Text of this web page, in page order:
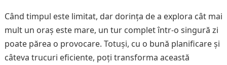
Când timpul este limitat, dar dorința de a explora cât mai
mult un oraș este mare, un tur complet într-o singură zi
poate părea o provocare. Totuși, cu o bună planificare și
câteva trucuri eficiente, poți transforma această